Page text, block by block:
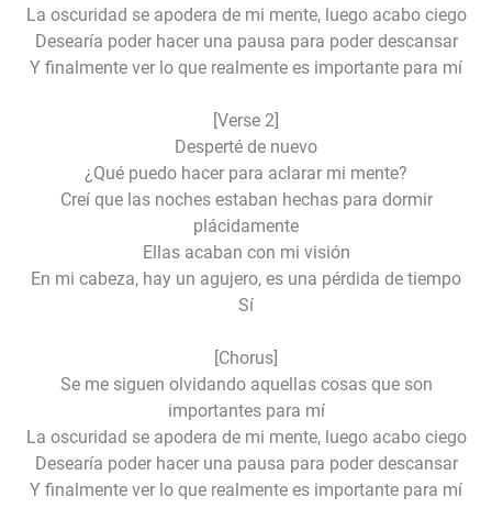
La oscuridad se apodera de mi mente, luego acabo ciego
Desearía poder hacer una pausa para poder descansar
Y finalmente ver lo que realmente es importante para mí
[Verse 2]
Desperté de nuevo
¿Qué puedo hacer para aclarar mi mente?
Creí que las noches estaban hechas para dormir
plácidamente
Ellas acaban con mi visión
En mi cabeza, hay un agujero, es una pérdida de tiempo
Sí
[Chorus]
Se me siguen olvidando aquellas cosas que son
importantes para mí
La oscuridad se apodera de mi mente, luego acabo ciego
Desearía poder hacer una pausa para poder descansar
Y finalmente ver lo que realmente es importante para mí